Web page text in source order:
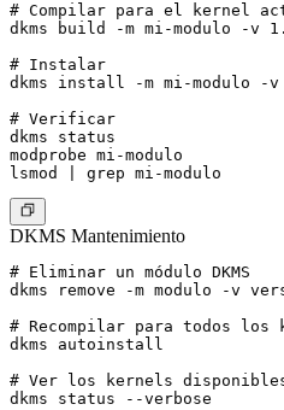
# Compilar para el kernel
dkms build -m mi-modulo -v
# Instalar
dkms install -m mi-modulo -
# Verificar
dkms status
modprobe mi-modulo
DKMS Mantenimiento
# Eliminar un módulo DKMS
dkms remove -m modulo -v
# Recompilar para todos los
dkms autoinstall
# Ver los kernels
dkms status --verbose